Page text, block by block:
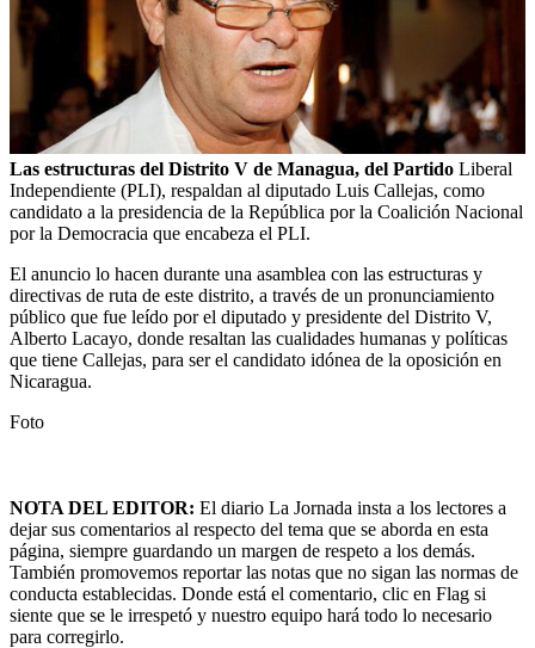
Las estructuras del Distrito V de Managua, del Partido Liberal
Independiente (PLI), respaldan al diputado Luis Callejas, como
candidato a la presidencia de la República por la Coalición Nacional
por la Democracia que encabeza el PLI.
El anuncio lo hacen durante una asamblea con las estructuras y
directivas de ruta de este distrito, a través de un pronunciamiento
público que fue leído por el diputado y presidente del Distrito V,
Alberto Lacayo, donde resaltan las cualidades humanas y políticas
que tiene Callejas, para ser el candidato idónea de la oposición en
Nicaragua.
Foto
NOTA DEL EDITOR: El diario La Jornada insta a los lectores a
dejar sus comentarios al respecto del tema que se aborda en esta
página, siempre guardando un margen de respeto a los demás.
También promovemos reportar las notas que no sigan las normas de
conducta establecidas. Donde está el comentario, clic en Flag si
siente que se le irrespetó y nuestro equipo hará todo lo necesario
para corregirlo.